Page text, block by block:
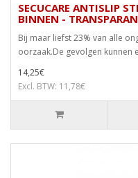
SECUCARE ANTISLIP
BINNEN -
Bij maar liefst 23% van alle
oorzaak.De gevolgen kunnen
14,25€
Excl. BTW: 11,78€